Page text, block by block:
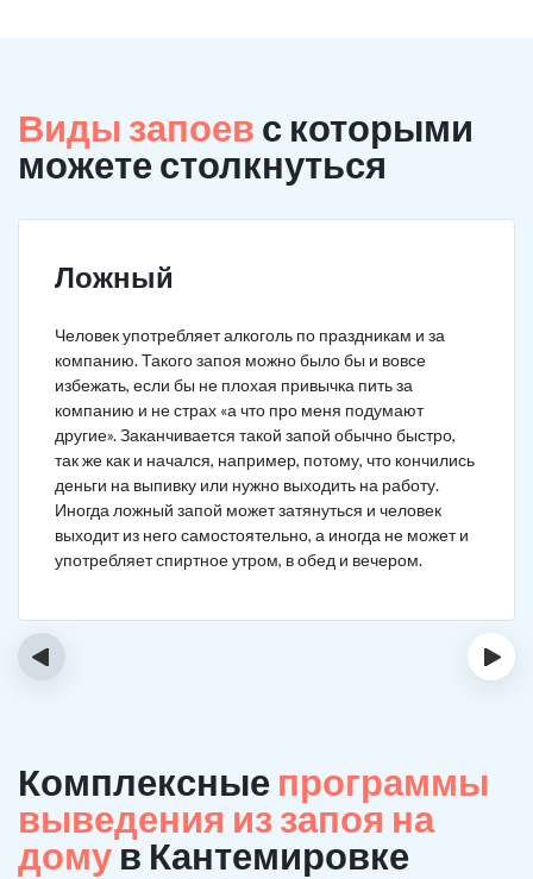
Виды запоев с которыми
можете столкнуться
Ложный
Человек употребляет алкоголь по праздникам и за
компанию. Такого запоя можно было бы и вовсе
избежать, если бы не плохая привычка пить за
компанию и не страх «а что про меня подумают
другие». Заканчивается такой запой обычно быстро,
так же как и начался, например, потому, что кончились
деньги на выпивку или нужно выходить на работу.
Иногда ложный запой может затянуться и человек
выходит из него самостоятельно, а иногда не может и
употребляет спиртное утром, в обед и вечером.
‹ ›
Комплексные программы
выведения из запоя на
домув Кантемировке